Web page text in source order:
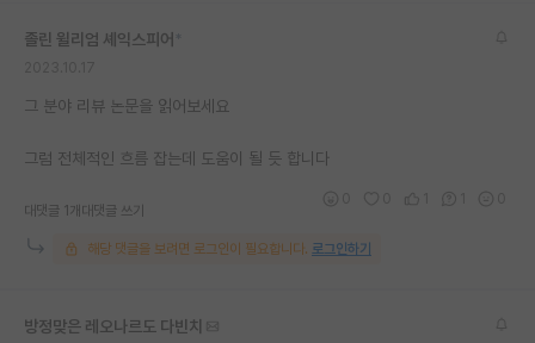
졸린 윌리엄 셰익스피어
그 분야 리뷰 논문을 읽어보세요
그럼 전체적인 흐름 잡는데 도움이 될 듯 합니다
대댓글 1개 대댓글 쓰기
해당 댓글을 보려면 로그인이 필요합니다. 로그인하기
방정맞은 레오나르도 다빈치